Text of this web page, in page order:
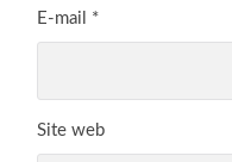
E-mail *
Site web